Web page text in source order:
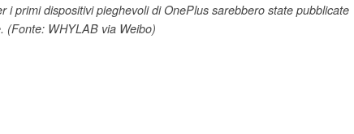
i primi dispositivi pieghevoli di OnePlus sarebbero state pubblicate
(Fonte: WHYLAB via Weibo)